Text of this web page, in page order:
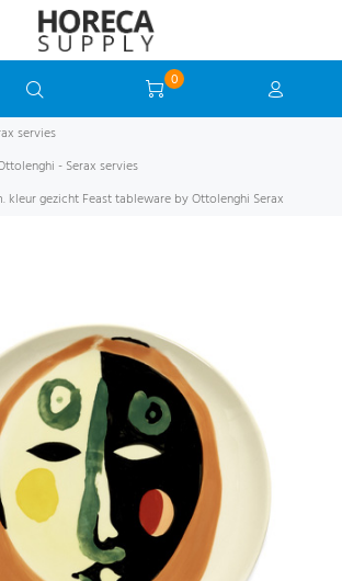
0
servies
- Serax servies
kleur gezicht Feast tableware by Ottolenghi Serax